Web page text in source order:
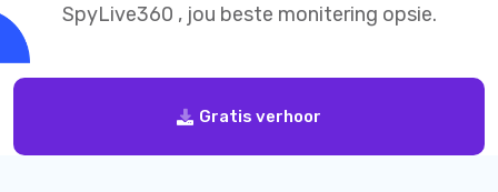
SpyLive360 , jou beste monitering opsie.
Gratis verhoor